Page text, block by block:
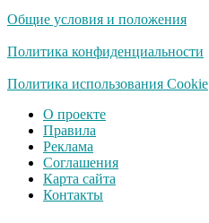
Общие условия и положения
Политика конфиденциальности
Политика использования Cookie
О проекте
Правила
Реклама
Соглашения
Карта сайта
Контакты